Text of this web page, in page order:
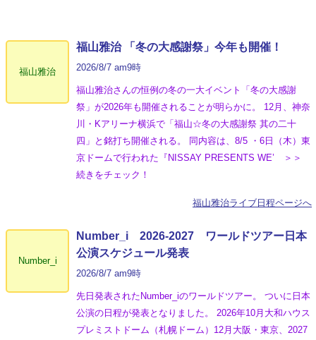
福山雅治
福山雅治 「冬の⼤感謝祭」今年も開催！
2026/8/7 am9時
福山雅治さんの恒例の冬の一大イベント「冬の⼤感謝
祭」が2026年も開催されることが明らかに。 12月、神奈
川・Kアリーナ横浜で「福山☆冬の大感謝祭 其の二十
四」と銘打ち開催される。 同内容は、8/5 ・6日（木）東
京ドームで行われた『NISSAY PRESENTS WE’ ＞＞
続きをチェック！
福山雅治ライブ日程ページへ
Number_i
Number_i 2026‐2027 ワールドツアー日本
公演スケジュール発表
2026/8/7 am9時
先日発表されたNumber_iのワールドツアー。 ついに日本
公演の日程が発表となりました。 2026年10月大和ハウス
プレミストドーム（札幌ドーム）12月大阪・東京、2027